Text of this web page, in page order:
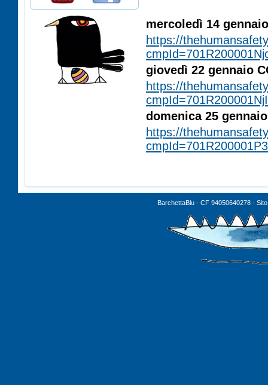
mercoledì 14
https://
giovedì 22 gennaio
https://
domenica 25
https://
BarchettaBlu - CF 94050640278 -